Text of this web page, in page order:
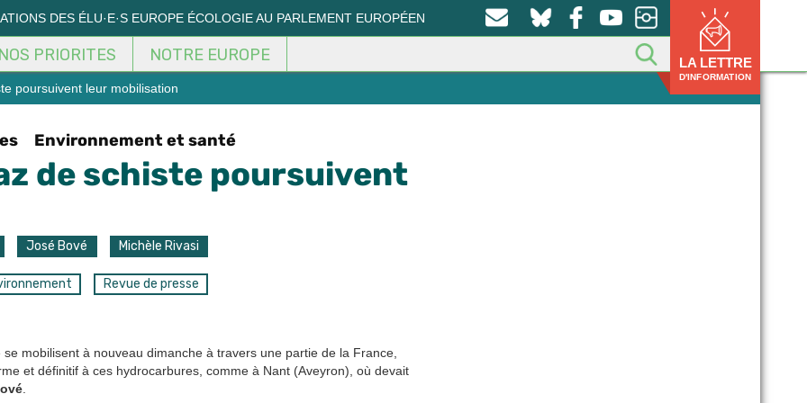
DES ÉLU·E·S EUROPE ÉCOLOGIE AU PARLEMENT EUROPÉEN
PRIORITES NOTRE EUROPE LA LETTRE
D'INFORMATION
poursuivent leur mobilisation
Environnement et santé
de schiste poursuivent
José Bové Michèle Rivasi
Revue de presse
mobilisent à nouveau dimanche à travers une partie de la France,
et définitif à ces hydrocarbures, comme à Nant (Aveyron), où devait